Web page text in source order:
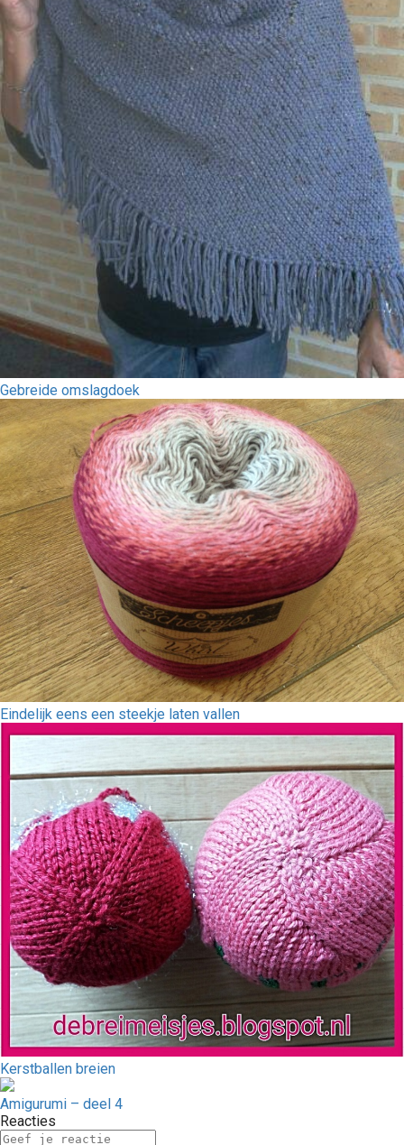
Gebreide omslagdoek
Eindelijk eens een steekje laten vallen
Kerstballen breien
Amigurumi – deel 4
Reacties